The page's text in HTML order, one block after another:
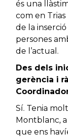
és una
com en
de la
persones
de l’actual.
Des dels
gerència i
Sí. Tenia
Montblanc,
que ens